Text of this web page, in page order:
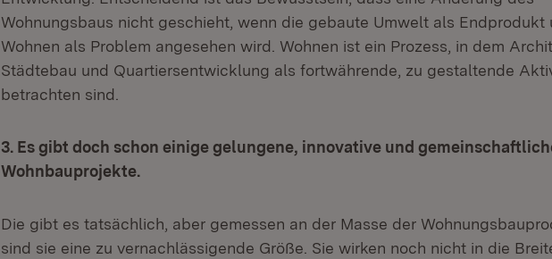
Wohnungsbaus nicht geschieht, wenn die gebaute Umwelt als Endprodukt
Wohnen als Problem angesehen wird. Wohnen ist ein Prozess, in dem
Städtebau und Quartiersentwicklung als fortwährende, zu gestaltende
betrachten sind.
3. Es gibt doch schon einige gelungene, innovative und
Wohnbauprojekte.
Die gibt es tatsächlich, aber gemessen an der Masse der
sind sie eine zu vernachlässigende Größe. Sie wirken noch nicht in die